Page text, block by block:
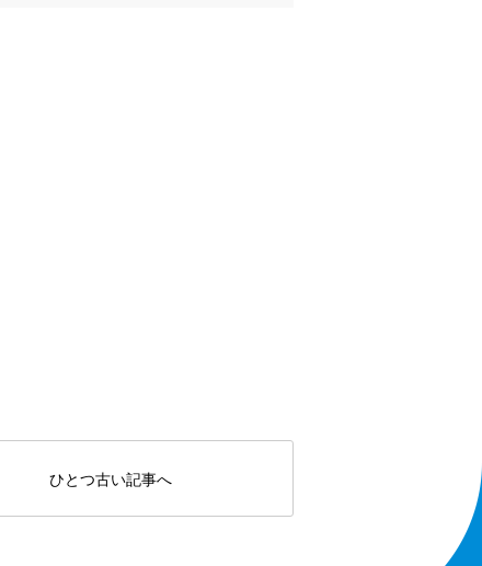
ひとつ古い記事へ